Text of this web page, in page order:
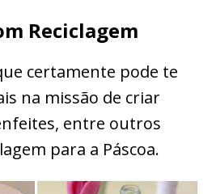
Reciclagem
certamente pode te
na missão de criar
entre outros
para a Páscoa.